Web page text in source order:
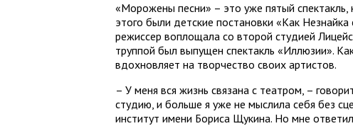
«Морожены песни» – это уже пятый
этого были детские постановки «Как
режиссер воплощала со второй студией
труппой был выпущен спектакль «Иллюзии».
вдохновляет на творчество своих артистов.
– У меня вся жизнь связана с театром, –
студию, и больше я уже не мыслила себя без
институт имени Бориса Щукина. Но мне